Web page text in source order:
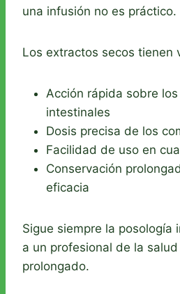
una infusión no es práctico.
Los extractos secos tienen
Acción rápida sobre
intestinales
Dosis precisa de los
Facilidad de uso en
Conservación
eficacia
Sigue siempre la posología
a un profesional de la
prolongado.